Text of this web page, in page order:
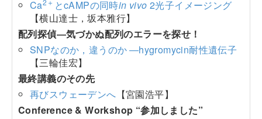
Ca2＋ とcAMPの同時in vivo 2光子イメージング
【横山達士，坂本雅行】
配列探偵―気づかぬ配列のエラーを探せ！
SNPなのか，違うのか ―hygromycin耐性遺伝子
【三輪佳宏】
最終講義のその先
再びスウェーデンへ 【宮園浩平】
Conference & Workshop “参加しました”